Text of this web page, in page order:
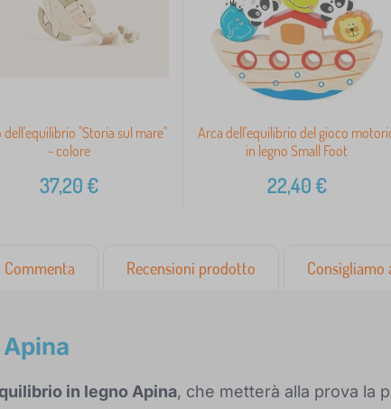
dell'equilibrio "Storia sul mare"
- colore
37,20€
Arca dell'equilibrio del gioco
in legno Small Foot
22,40€
Commenta Recensioni prodotto Consigliamo
in legno Apina, che metterà alla prova la